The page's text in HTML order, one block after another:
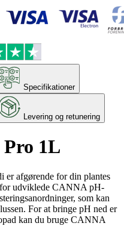
Specifikationer
Levering og retunering
1L
er afgørende for din plantes
udviklede CANNA pH-
som kan
For at bringe pH ned er
kan du bruge CANNA